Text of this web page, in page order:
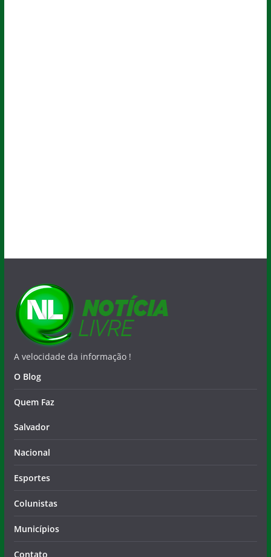
A velocidade da informação !
O Blog
Quem Faz
Salvador
Nacional
Esportes
Colunistas
Municípios
Contato